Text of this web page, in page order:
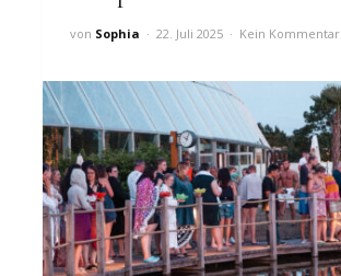
von Sophia 22. Juli 2025 Kein Kommentar